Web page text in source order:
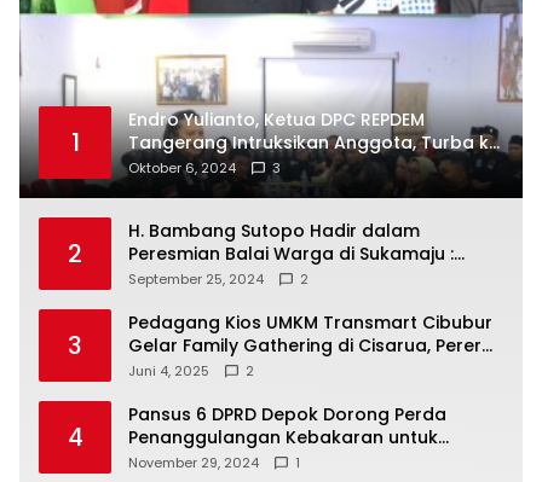
1
Endro Yulianto, Ketua DPC REPDEM
Tangerang Intruksikan Anggota, Turba ke
Masyarakat Dan Jalani Apa Yang di
Putuskan RAKERCABSUS
Oktober 6, 2024 3
2
H. Bambang Sutopo Hadir dalam
Peresmian Balai Warga di Sukamaju :
Wadah Baru untuk Kolaborasi dan
September 25, 2024 2
3
Pedagang Kios UMKM Transmart Cibubur
Gelar Family Gathering di Cisarua, Pererat
Silaturahmi dan Kekompakan
Juni 4, 2025 2
4
Pansus 6 DPRD Depok Dorong Perda
Penanggulangan Kebakaran untuk
Keselamatan Warga
November 29, 2024 1